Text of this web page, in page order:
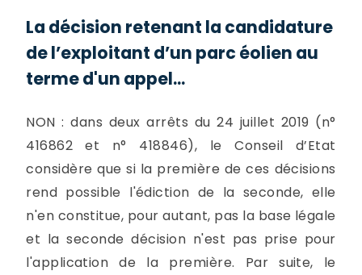
La décision retenant la candidature
de l’exploitant d’un parc éolien au
terme d'un appel...
NON : dans deux arrêts du 24 juillet 2019 (n°
416862 et n° 418846), le Conseil d’Etat
considère que si la première de ces décisions
rend possible l'édiction de la seconde, elle
n'en constitue, pour autant, pas la base légale
et la seconde décision n'est pas prise pour
l'application de la première. Par suite, le